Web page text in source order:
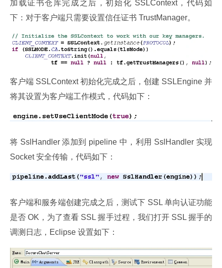
加载证书仓库完成之后，初始化 SSLContext，代码如
下：对于客户端只需要设置信任证书 TrustManager。
客户端 SSLContext 初始化完成之后，创建 SSLEngine 并
将其设置为客户端工作模式，代码如下：
将 SslHandler 添加到 pipeline 中，利用 SslHandler 实现
Socket 安全传输，代码如下：
客户端和服务端创建完成之后，测试下 SSL 单向认证功能
是否 OK，为了查看 SSL 握手过程，我们打开 SSL 握手的
调测日志，Eclipse 设置如下：